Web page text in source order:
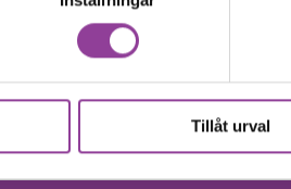
Tillåt urval